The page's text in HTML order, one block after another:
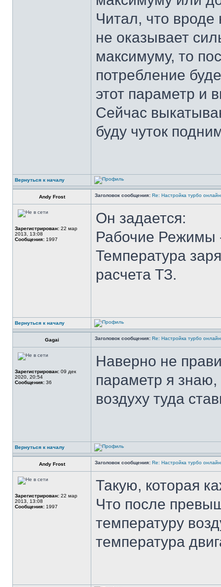
Читал, что
не оказывает
максимуму, то
потребление
этот параметр и
Сейчас
буду чуток
Вернуться к началу
Andy Frost Заголовок сообщения: Re: Настройка турбо онлайн
Зарегистрирован: 22 мар
2013, 13:08
Сообщения: 1997
Он задается:
Рабочие Режимы
Температура
расчета ТЗ.
Вернуться к началу
Gagai Заголовок сообщения: Re: Настройка турбо онлайн
Зарегистрирован: 09 дек
2020, 20:54
Сообщения: 36
Наверно не
параметр я
воздуху туда
Вернуться к началу
Andy Frost Заголовок сообщения: Re: Настройка турбо онлайн
Зарегистрирован: 22 мар
2013, 13:08
Сообщения: 1997
Такую, которая
Что после
температуру
температура